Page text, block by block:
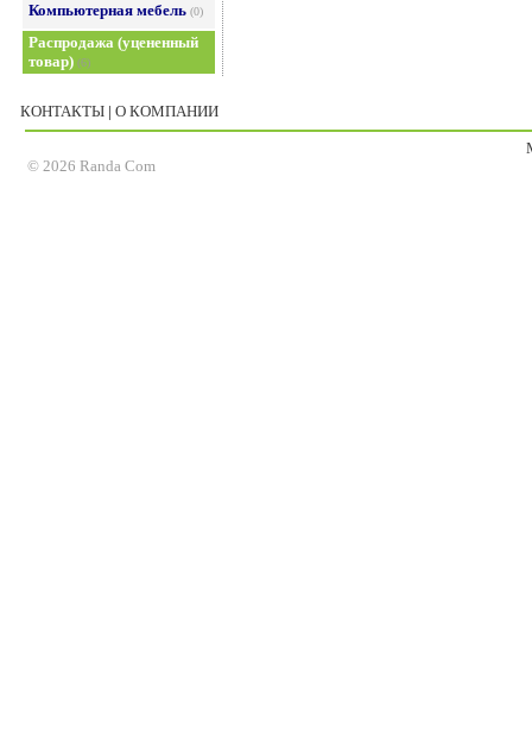
Компьютерная мебель (0)
Распродажа (уцененный
товар) (6)
КОНТАКТЫ | О КОМПАНИИ
© 2026 Randa Com